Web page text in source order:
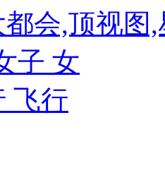
会,顶视图